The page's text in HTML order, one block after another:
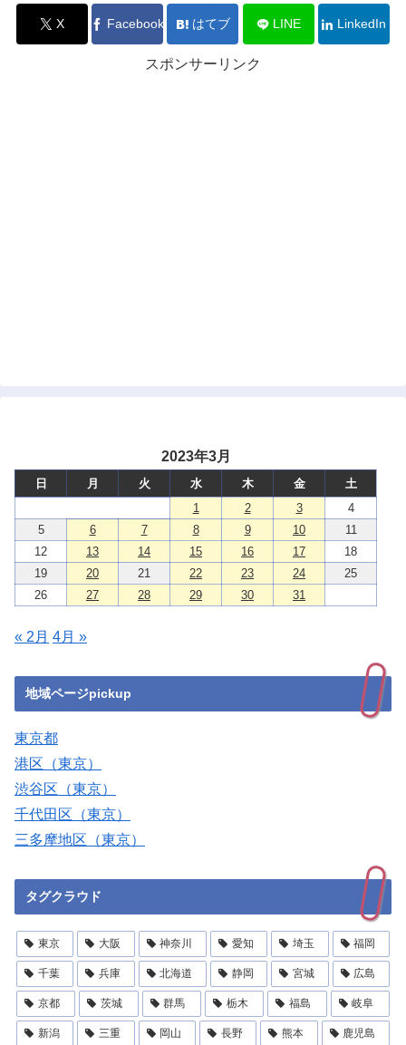
X Facebook はてブ LINE LinkedIn
スポンサーリンク
2023年3月
日 月 火 水 木 金
土
1
2 3
4
5
6 7 8 9 10
11
12
13 14 15 16 17
18
19
20 21 22 23 24
25
26
27 28 29 30 31
« 2月 4月 »
地域ページpickup
東京都
港区（東京）
渋谷区（東京）
千代田区（東京）
三多摩地区（東京）
タグクラウド
東京 大阪 神奈川 愛知 埼玉 福岡
千葉 兵庫 北海道 静岡 宮城 広島
京都 茨城 群馬 栃木 福島 岐阜
新潟 三重 岡山 長野 熊本 鹿児島